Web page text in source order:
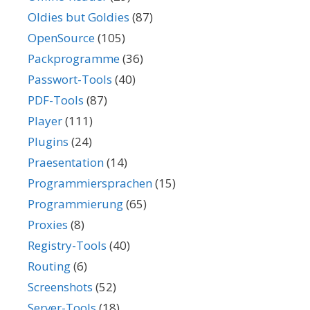
Oldies but Goldies (87)
OpenSource(105)
Packprogramme(36)
Passwort-Tools (40)
PDF-Tools (87)
Player(111)
Plugins (24)
Praesentation(14)
Programmiersprachen(15)
Programmierung(65)
Proxies (8)
Registry-Tools (40)
Routing(6)
Screenshots (52)